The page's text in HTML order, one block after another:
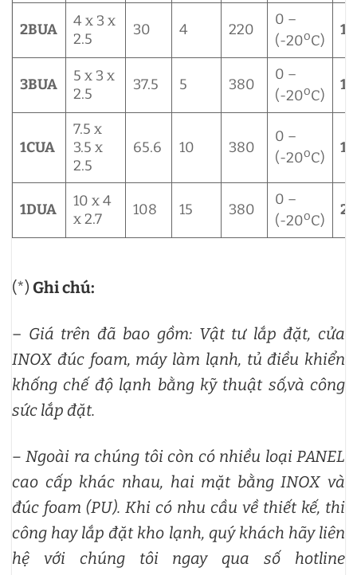
2BUA
4 x 3 x
2.5
30 4 220
0 –
(-20oC)
3BUA
5 x 3 x
2.5
37.5 5 380
0 –
(-20oC)
1CUA
7.5 x
3.5 x
2.5
65.6 10 380
0 –
(-20oC)
1DUA
10 x 4
x 2.7
108 15 380
0 –
(-20oC)
(*) Ghi chú:
– Giá trên đã bao gồm: Vật tư lắp đặt, cửa
INOX đúc foam, máy làm lạnh, tủ điều khiển
khống chế độ lạnh bằng kỹ thuật số,và công
sức lắp đặt.
– Ngoài ra chúng tôi còn có nhiều loại PANEL
cao cấp khác nhau, hai mặt bằng INOX và
đúc foam (PU). Khi có nhu cầu về thiết kế, thi
công hay lắp đặt kho lạnh, quý khách hãy liên
hệ với chúng tôi ngay qua số hotline